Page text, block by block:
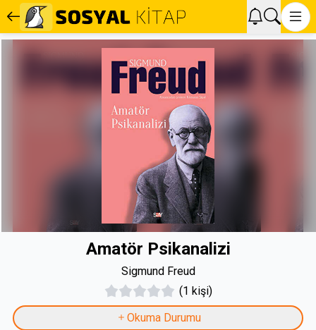
Amatör Psikanalizi
Sigmund Freud
(1 kişi)
Okuma Durumu